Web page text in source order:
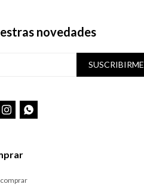
novedades
SUSCRIBIRME
 